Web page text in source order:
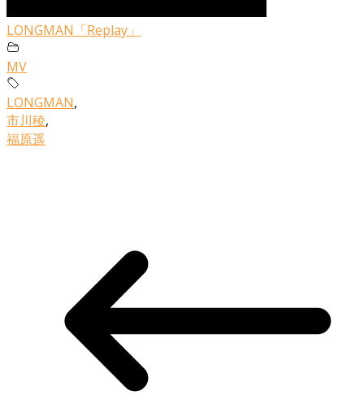
LONGMAN「Replay」
MV
LONGMAN,
市川稜,
福原遥